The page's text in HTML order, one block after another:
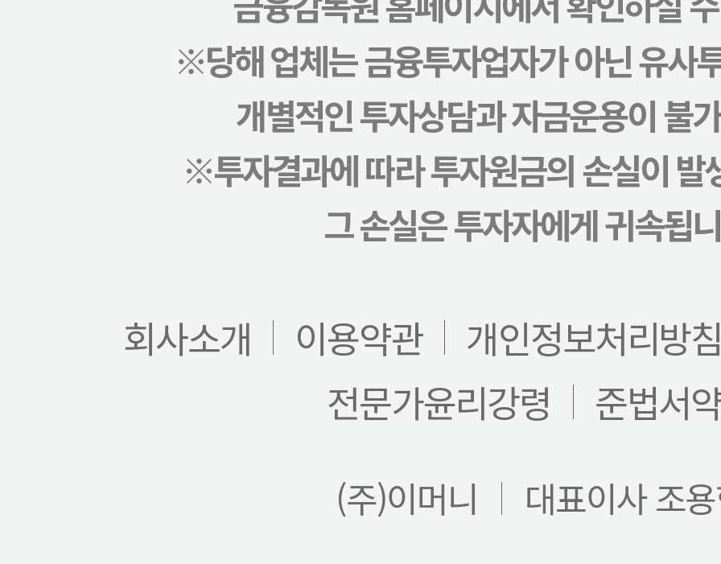
※당해 업체는 금융투자업자가 아닌 유사
개별적인 투자상담과 자금운용이 불
※투자결과에 따라 투자원금의 손실이 발
그 손실은 투자자에게 귀속됩
회사소개 이용약관
개인정보처리방
전문가윤리강령
준법서
(주)이머니 대표이사 조